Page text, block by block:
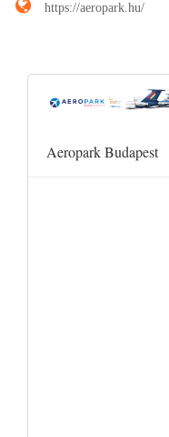
https://aeropark.hu/
Aeropark Budapest